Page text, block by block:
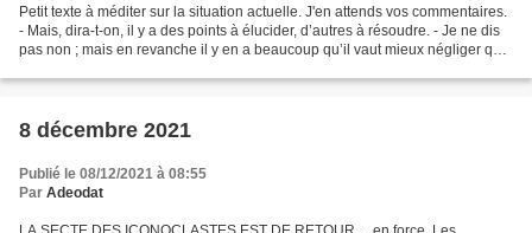
Petit texte à méditer sur la situation actuelle. J'en attends vos commentaires.
- Mais, dira-t-on, il y a des points à élucider, d’autres à résoudre. - Je ne dis
pas non ; mais en revanche il y en a beaucoup qu’il vaut mieux négliger que
8 décembre 2021
Publié le 08/12/2021 à 08:55
Par Adeodat